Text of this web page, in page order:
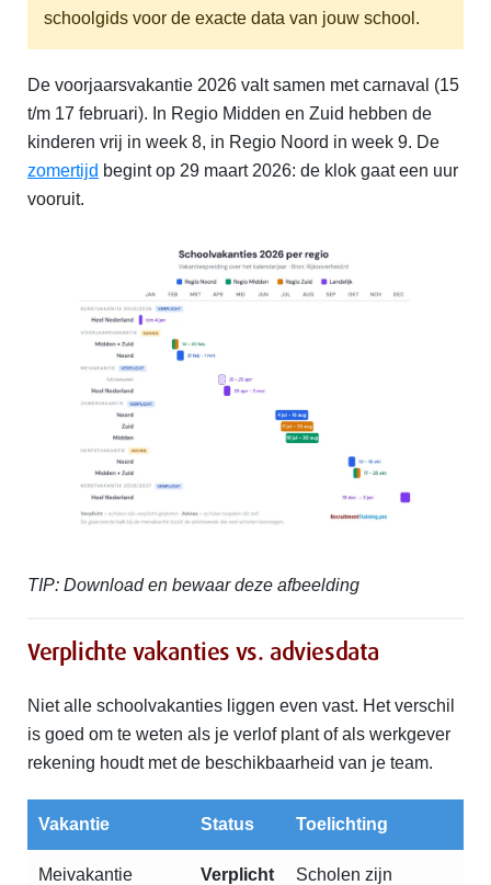
schoolgids voor de exacte data van jouw school.
De voorjaarsvakantie 2026 valt samen met carnaval (15
t/m 17 februari). In Regio Midden en Zuid hebben de
kinderen vrij in week 8, in Regio Noord in week 9. De
zomertijd begint op 29 maart 2026: de klok gaat een uur
vooruit.
TIP: Download en bewaar deze afbeelding
Verplichte vakanties vs. adviesdata
Niet alle schoolvakanties liggen even vast. Het verschil
is goed om te weten als je verlof plant of als werkgever
rekening houdt met de beschikbaarheid van je team.
Vakantie Status Toelichting
Meivakantie Verplicht
Scholen zijn